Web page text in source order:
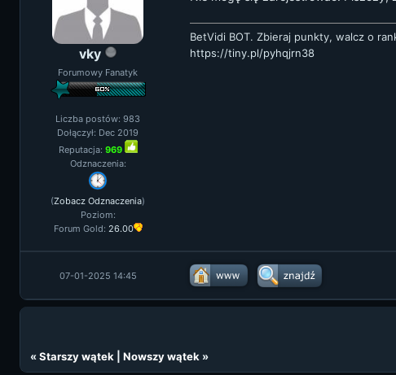
vky
Forumowy Fanatyk
Liczba postów: 983
Dołączył: Dec 2019
Reputacja: 969
Odznaczenia:
(Zobacz Odznaczenia)
Poziom:
Forum Gold: 26.00
BetVidi BOT. Zbieraj punkty, walcz o
https://tiny.pl/pyhqjrn38
07-01-2025 14:45
«Starszy wątek Nowszy wątek »